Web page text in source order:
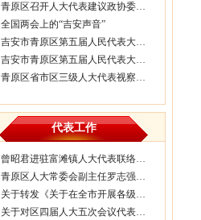
青原区召开人大代表建议政协委员提案...
全国两会上的“吉安声音”
吉安市青原区第五届人民代表大会第七...
吉安市青原区第五届人民代表大会第七...
青原区省市区三级人大代表视察民生实...
代表工作
曾昭君进驻富滩镇人大代表联络工作站...
青原区人大常委会副主任罗志强带队赴...
关于转发《关于在全市开展各级人大代...
关于对区四届人大五次会议代表所提部...